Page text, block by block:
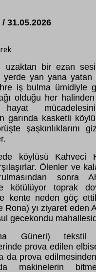
31.05.2026
uzaktan bir ezan
yan yana yatan
iş bulma ümidiyle
olduğu her
hayat
garında kasketli
şaşkınlıklarını
köylüsü Kahveci
Ölenler ve
sonra
kötülüyor toprak
kente neden göç
Rona) yı ziyaret eden
gecekondu
Güneri) tekstil
prova edilen
da prova
makinelerin